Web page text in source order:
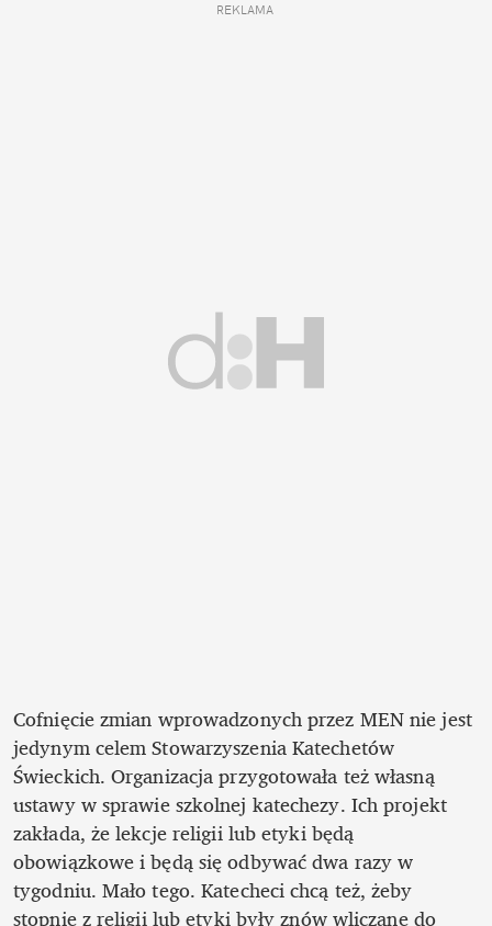
REKLAMA
Cofnięcie zmian wprowadzonych przez MEN nie jest
jedynym celem Stowarzyszenia Katechetów
Świeckich. Organizacja przygotowała też własną
ustawy w sprawie szkolnej katechezy. Ich projekt
zakłada, że lekcje religii lub etyki będą
obowiązkowe i będą się odbywać dwa razy w
tygodniu. Mało tego. Katecheci chcą też, żeby
stopnie z religii lub etyki były znów wliczane do